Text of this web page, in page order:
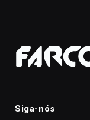
Siga-nós